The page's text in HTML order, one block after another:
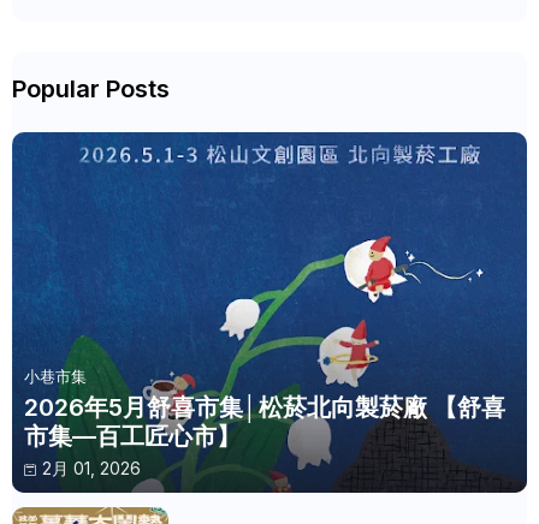
Popular Posts
小巷市集
2026年5月舒喜市集│松菸北向製菸廠 【舒喜
市集—百工匠心市】
2月 01, 2026